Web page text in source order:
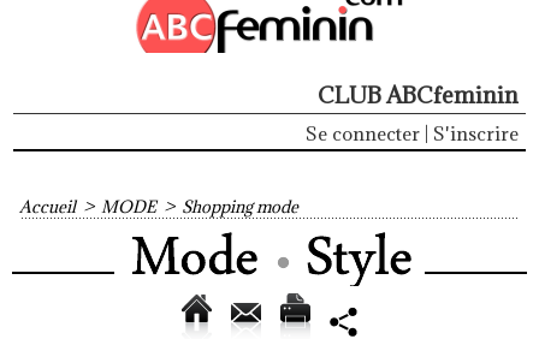
CLUB ABCfeminin
Se connecter S'inscrire
Accueil > MODE > Shopping mode